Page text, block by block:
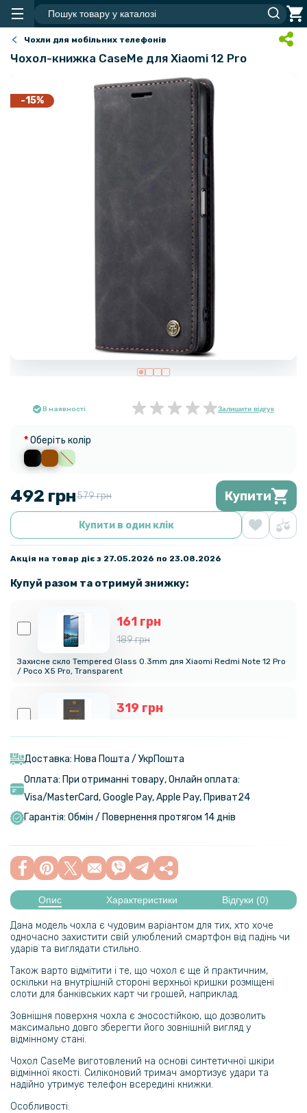
Чохли для мобільних телефонів
Чохол-книжка CaseMe для Xiaomi 12 Pro
-15%
В наявності Залишити відгук
Оберіть колір
492 грн579 грн Купити
Купити в один клік
Акція на товар діє з 27.05.2026 по 23.08.2026
Купуй разом та отримуй знижку:
161 грн
189 грн
Захисне скло Tempered Glass 0.3mm для Xiaomi Redmi Note 12 Pro
/ Poco X5 Pro, Transparent
319 грн
(Антишпигун)
Доставка: Нова Пошта / УкрПошта
Оплата: При отриманні товару, Онлайн оплата:
Visa/MasterСard, Google Pay, Apple Pay, Приват24
Гарантія: Обмін / Повернення протягом 14 днів
Опис Характеристики Відгуки (0)
Дана модель чохла є чудовим варіантом для тих, хто хоче
одночасно захистити свій улюблений смартфон від падінь чи
ударів та виглядати стильно.
Також варто відмітити і те, що чохол є ще й практичним,
оскільки на внутрішній стороні верхньої кришки розміщені
слоти для банківських карт чи грошей, наприклад.
Зовнішня поверхня чохла є зносостійкою, що дозволить
максимально довго зберегти його зовнішній вигляд у
відмінному стані.
Чохол CaseMe виготовлений на основі синтетичної шкіри
відмінної якості. Силіконовий тримач амортизує удари та
надійно утримує телефон всередині книжки.
Особливості: